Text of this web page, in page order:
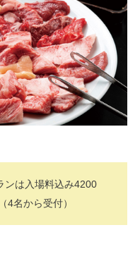
ンは入場料込み4200
4名から受付）